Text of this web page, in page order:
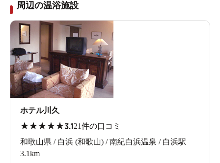
周辺の温浴施設
ホテル川久
★★★★★3.121件の口コミ
和歌山県 / 白浜 (和歌山) / 南紀白浜温泉 / 白浜駅
3.1km